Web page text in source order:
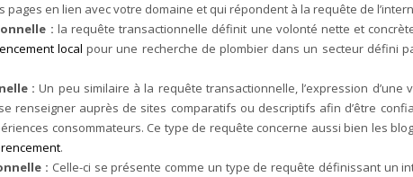
pages en lien avec votre domaine et qui répondent à la requête de
: la requête transactionnelle définit une volonté nette et
local pour une recherche de plombier dans un secteur défini
: Un peu similaire à la requête transactionnelle, l’expression d’une
renseigner auprès de sites comparatifs ou descriptifs afin d’être
consommateurs. Ce type de requête concerne aussi bien les
.
: Celle-ci se présente comme un type de requête définissant un